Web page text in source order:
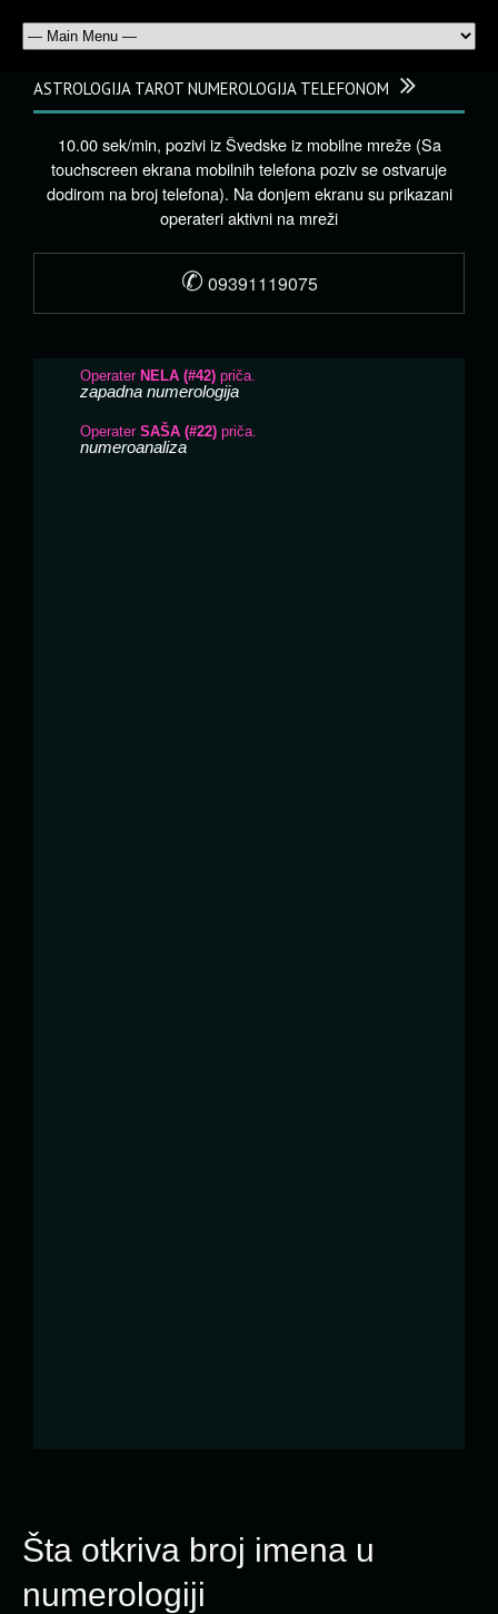
Šta otkriva broj imena u
numerologiji
ASTROLOGIJA TAROT NUMEROLOGIJA TELEFONOM
10.00 sek/min, pozivi iz Švedske iz mobilne mreže (Sa
touchscreen ekrana mobilnih telefona poziv se ostvaruje
dodirom na broj telefona). Na donjem ekranu su prikazani
operateri aktivni na mreži
✆ 09391119075